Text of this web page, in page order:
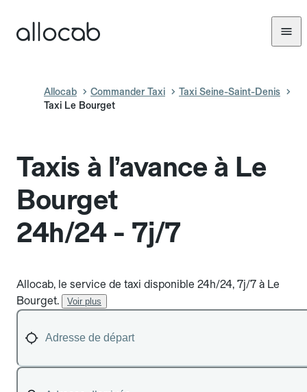
Allocab Commander Taxi
Taxi Seine-Saint-Denis
Taxi Le Bourget
Taxis à l’avance à Le
Bourget
24h/24 - 7j/7
Allocab, le service de taxi disponible 24h/24, 7j/7 à Le
Bourget.
Voir plus